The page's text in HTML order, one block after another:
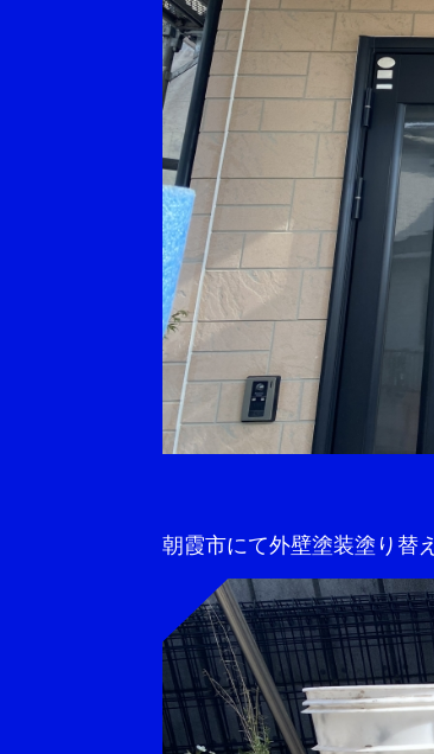
朝霞市にて外壁塗装塗り替